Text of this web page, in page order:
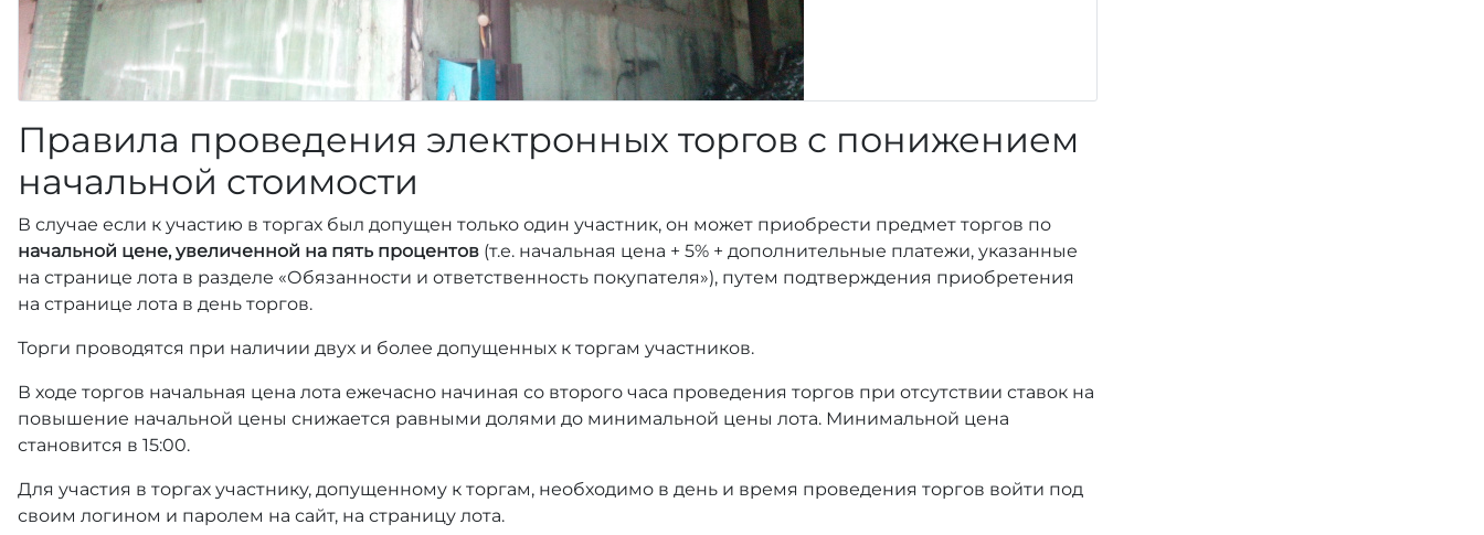
Правила проведения электронных торгов с понижением
начальной стоимости
В случае если к участию в торгах был допущен только один участник, он может приобрести предмет торгов по
начальной цене, увеличенной на пять процентов (т.е. начальная цена + 5% + дополнительные платежи, указанные
на странице лота в разделе «Обязанности и ответственность покупателя»), путем подтверждения приобретения
на странице лота в день торгов.
Торги проводятся при наличии двух и более допущенных к торгам участников.
В ходе торгов начальная цена лота ежечасно начиная со второго часа проведения торгов при отсутствии ставок на
повышение начальной цены снижается равными долями до минимальной цены лота. Минимальной цена
становится в 15:00.
Для участия в торгах участнику, допущенному к торгам, необходимо в день и время проведения торгов войти под
своим логином и паролем на сайт, на страницу лота.